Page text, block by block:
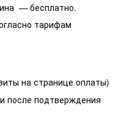
— бесплатно.
тарифам
на странице оплаты)
после подтверждения